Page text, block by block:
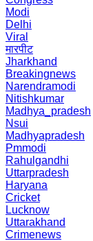
Modi
Delhi
Viral
मारपीट
Jharkhand
Breakingnews
Narendramodi
Nitishkumar
Madhya_pradesh
Nsui
Madhyapradesh
Pmmodi
Rahulgandhi
Uttarpradesh
Haryana
Cricket
Lucknow
Uttarakhand
Crimenews